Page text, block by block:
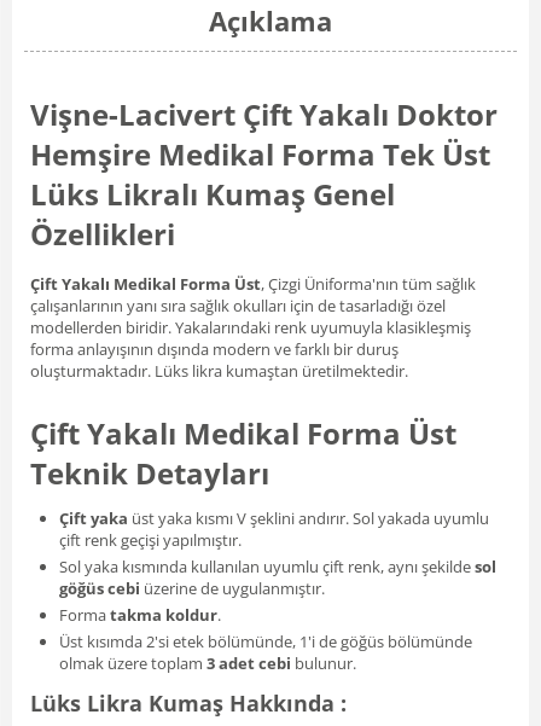
Açıklama
Vişne-Lacivert Çift Yakalı Doktor
Hemşire Medikal Forma Tek Üst
Lüks Likralı Kumaş Genel
Özellikleri
Çift Yakalı Medikal Forma Üst, Çizgi Üniforma'nın tüm sağlık
çalışanlarının yanı sıra sağlık okulları için de tasarladığı özel
modellerden biridir. Yakalarındaki renk uyumuyla klasikleşmiş
forma anlayışının dışında modern ve farklı bir duruş
oluşturmaktadır. Lüks likra kumaştan üretilmektedir.
Çift Yakalı Medikal Forma Üst
Teknik Detayları
Çift yaka üst yaka kısmı V şeklini andırır. Sol yakada uyumlu
çift renk geçişi yapılmıştır.
Sol yaka kısmında kullanılan uyumlu çift renk, aynı şekildesol
göğüs cebi üzerine de uygulanmıştır.
Formatakma koldur.
Üst kısımda 2'si etek bölümünde, 1'i de göğüs bölümünde
olmak üzere toplam 3 adet cebi bulunur.
Lüks Likra Kumaş Hakkında :